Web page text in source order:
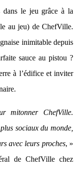
dans le jeu grâce à la
au jeu) de ChefVille.
inimitable depuis
sauce au pistou ?
à l’édifice et inviter
mitonner ChefVille.
sociaux du monde,
avec leurs proches, »
de ChefVille chez